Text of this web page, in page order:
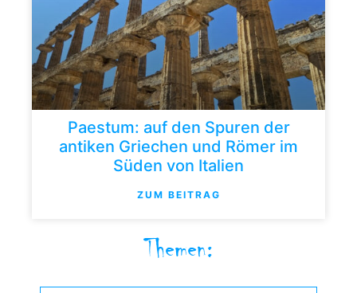
Paestum: auf den Spuren der
antiken Griechen und Römer im
Süden von Italien
ZUM BEITRAG
Themen: